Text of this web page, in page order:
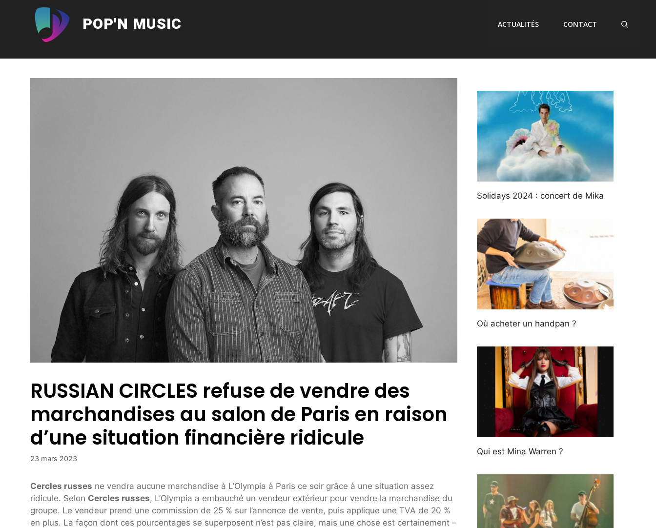
POP'N MUSIC ACTUALITÉS CONTACT
RUSSIAN CIRCLES refuse de vendre des
marchandises au salon de Paris en raison
d’une situation financière ridicule
23 mars 2023
Cercles russes ne vendra aucune marchandise à L’Olympia à Paris ce soir grâce à une situation assez
ridicule. Selon Cercles russes, L’Olympia a embauché un vendeur extérieur pour vendre la marchandise du
groupe. Le vendeur prend une commission de 25 % sur l’annonce de vente, puis applique une TVA de 20 %
en plus. La façon dont ces pourcentages se superposent n’est pas claire, mais une chose est certainement –
Solidays 2024 : concert de Mika
Où acheter un handpan ?
Qui est Mina Warren ?